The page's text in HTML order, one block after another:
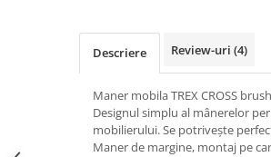
Descriere Review-uri (4)
Maner mobila TREX CROSS
Designul simplu al mânerelor
mobilierului. Se potrivește
Maner de margine, montaj pe